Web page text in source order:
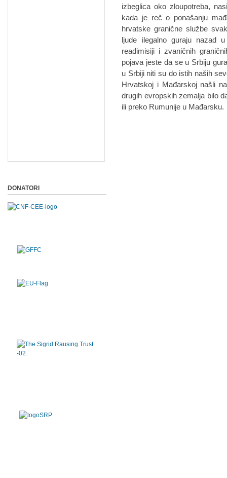
izbeglica oko zloupotreba,
kada je reč o ponašanju
hrvatske granične službe
ljude ilegalno guraju nazad
readimisiji i zvaničnih
pojava jeste da se u Srbiju
u Srbiji niti su do istih naših
Hrvatskoj i Mađarskoj našli
drugih evropskih zemalja bilo
ili preko Rumunije u Mađarsku.
DONATORI